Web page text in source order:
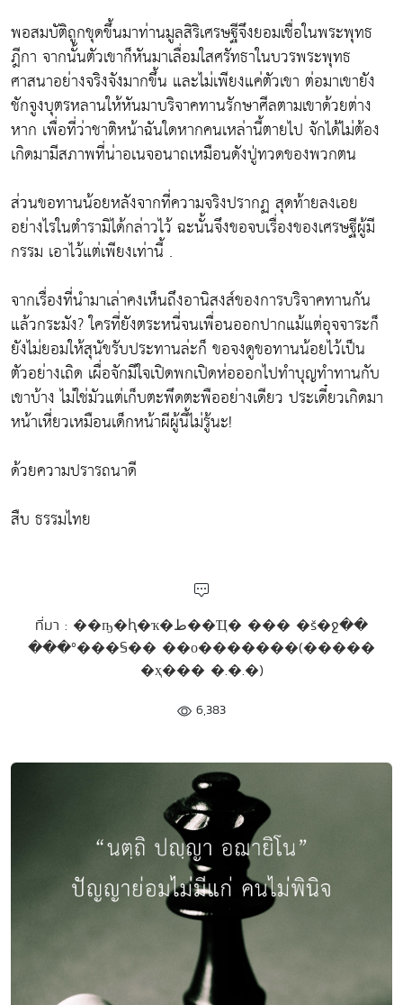
พอสมบัติถูกขุดขึ้นมาท่านมูลสิริเศรษฐีจึงยอมเชื่อในพระพุทธ
ฎีกา จากนั้นตัวเขาก็หันมาเลื่อมใสศรัทธาในบวรพระพุทธ
ศาสนาอย่างจริงจังมากขึ้น และไม่เพียงแค่ตัวเขา ต่อมาเขายัง
ชักจูงบุตรหลานให้หันมาบริจาคทานรักษาศีลตามเขาด้วยต่าง
หาก เพื่อที่ว่าชาติหน้าฉันใดหากคนเหล่านี้ตายไป จักได้ไม่ต้อง
เกิดมามีสภาพที่น่าอเนจอนาถเหมือนดังปู่ทวดของพวกตน
ส่วนขอทานน้อยหลังจากที่ความจริงปรากฏ สุดท้ายลงเอย
อย่างไรในตำรามิได้กล่าวไว้ ฉะนั้นจึงขอจบเรื่องของเศรษฐีผู้มี
กรรม เอาไว้แต่เพียงเท่านี้ .
จากเรื่องที่นำมาเล่าคงเห็นถึงอานิสงส์ของการบริจาคทานกัน
แล้วกระมัง? ใครที่ยังตระหนี่จนเพื่อนออกปากแม้แต่อุจจาระก็
ยังไม่ยอมให้สุนัขรับประทานล่ะก็ ขอจงดูขอทานน้อยไว้เป็น
ตัวอย่างเถิด เผื่อจักมีใจเปิดพกเปิดห่อออกไปทำบุญทำทานกับ
เขาบ้าง ไม่ใช่มัวแต่เก็บตะพึดตะพืออย่างเดียว ประเดี๋ยวเกิดมา
หน้าเหี่ยวเหมือนเด็กหน้าผีผู้นี้ไม่รู้นะ!
ด้วยความปรารถนาดี
สืบ ธรรมไทย
ที่มา : ��ҧ�ԧ�ҡ�ط��Ҵ� ��� �š�ջ��
���º���§�� ��о�������(�����
�ҳ��� �.�.�)
6,383